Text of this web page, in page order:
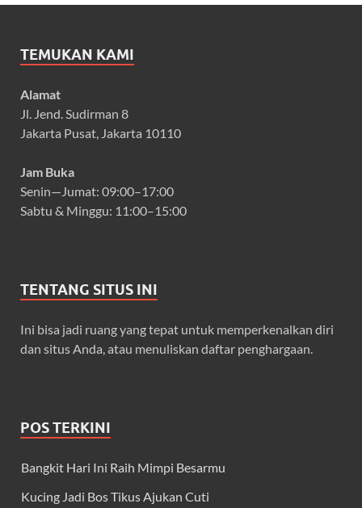
TEMUKAN KAMI
Alamat
Jl. Jend. Sudirman 8
Jakarta Pusat, Jakarta 10110
Jam Buka
Senin—Jumat: 09:00–17:00
Sabtu & Minggu: 11:00–15:00
TENTANG SITUS INI
Ini bisa jadi ruang yang tepat untuk memperkenalkan diri
dan situs Anda, atau menuliskan daftar penghargaan.
POS TERKINI
Bangkit Hari Ini Raih Mimpi Besarmu
Kucing Jadi Bos Tikus Ajukan Cuti